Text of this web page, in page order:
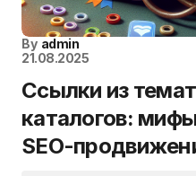
By admin
21.08.2025
Ссылки из
каталогов:
SEO-